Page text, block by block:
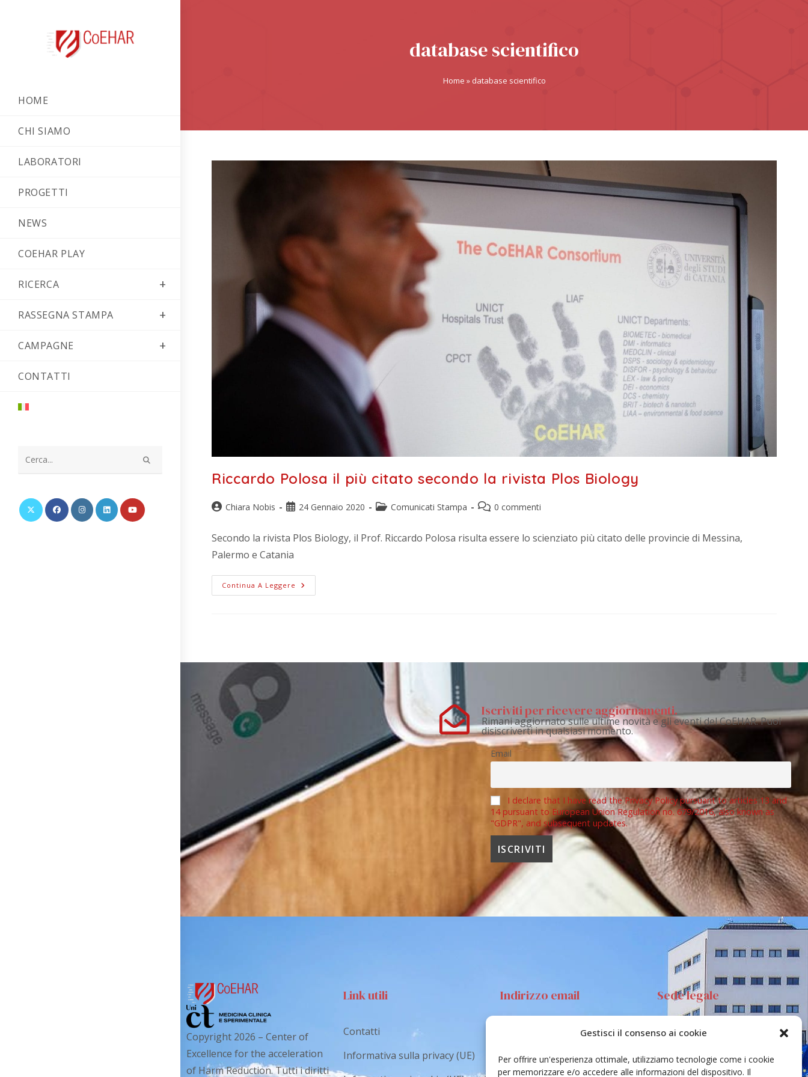
Gestisci il consenso ai cookie
Per offrire un'esperienza ottimale, utilizziamo tecnologie come i cookie
per memorizzare e/o accedere alle informazioni del dispositivo. Il
HOME
CHI SIAMO
LABORATORI
PROGETTI
NEWS
COEHAR PLAY
RICERCA
RASSEGNA STAMPA
CAMPAGNE
CONTATTI
sito
web
database scientifico
Home » database scientifico
Riccardo Polosa il più citato secondo la rivista Plos Biology
Chiara Nobis 24 Gennaio 2020 Comunicati Stampa 0 commenti
Secondo la rivista Plos Biology, il Prof. Riccardo Polosa risulta essere lo scienziato più citato delle provincie di Messina,
Palermo e Catania
Continua A Leggere
Iscriviti per ricevere aggiornamenti.
Rimani aggiornato sulle ultime novità e gli eventi del CoEHAR. Puoi
disiscriverti in qualsiasi momento.
Email
I declare that I have read the Privacy Policy pursuant to articles 13 and
14 pursuant to European Union Regulation no. 679/2016, also known as
"GDPR", and subsequent updates.
Copyright 2026 – Center of
Excellence for the acceleration
of Harm Reduction. Tutti i diritti
Link utili
Contatti
Informativa sulla privacy (UE)
Indirizzo email
Via Santa Sofia 89, 95123
cr.coehar@unict.it
Sede legale
Via S.Sofia, 78 – 95123